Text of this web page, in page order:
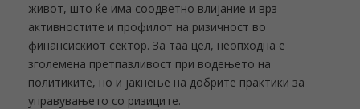
живот, што ќе има соодветно влијание и врз
активностите и профилот на ризичност во
финансискиот сектор. За таа цел, неопходна е
зголемена претпазливост при водењето на
политиките, но и јакнење на добрите практики за
управувањето со ризиците.